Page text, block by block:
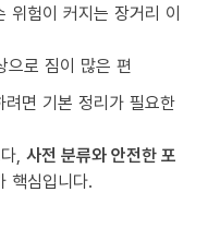
위험이 커지는 장거리 이
로 짐이 많은 편
면 기본 정리가 필요한
, 사전 분류와 안전한 포
핵심입니다.